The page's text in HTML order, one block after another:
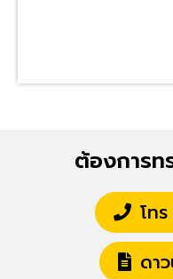
ต้องการท
โท
ดา